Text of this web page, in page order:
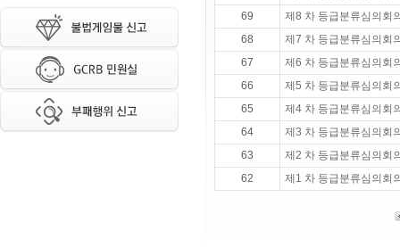
69
제8 차 등급분류심의회
68
제7 차 등급분류심의회
67
제6 차 등급분류심의회
66
제5 차 등급분류심의회
65
제4 차 등급분류심의회
64
제3 차 등급분류심의회
63
제2 차 등급분류심의회
62
제1 차 등급분류심의회